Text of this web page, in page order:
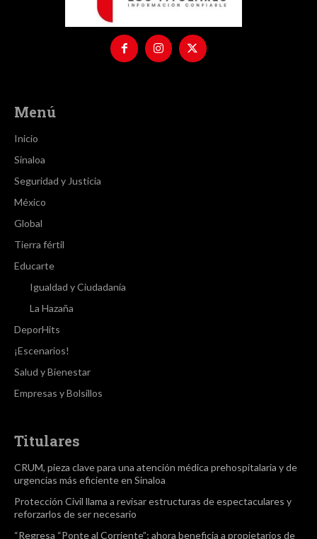
Menú
Inicio
Sinaloa
Seguridad y Justicia
México
Global
Tierra fértil
Educarte
Igualdad y Ciudadanía
La Hazaña
DeporHits
¡Escenarios!
Salud y Bienestar
Empresas y Bolsillos
Titulares
CRUM, pieza clave para una atención médica prehospitalaria y de
urgencias más eficiente en Sinaloa
Protección Civil llama a revisar estructuras de espectaculares y
reforzarlos de ser necesario
“Regresa “Ponte al Corriente”; ahora beneficia a propietarios de